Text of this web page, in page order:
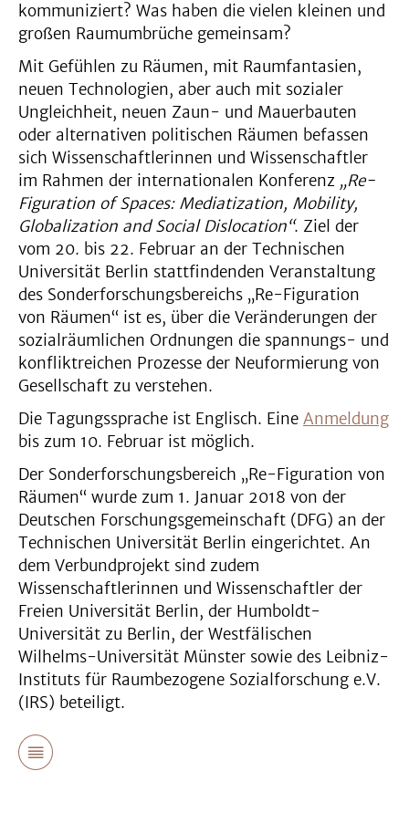
kommuniziert? Was haben die vielen kleinen und
großen Raumumbrüche gemeinsam?
Mit Gefühlen zu Räumen, mit Raumfantasien,
neuen Technologien, aber auch mit sozialer
Ungleichheit, neuen Zaun- und Mauerbauten
oder alternativen politischen Räumen befassen
sich Wissenschaftlerinnen und Wissenschaftler
im Rahmen der internationalen Konferenz „Re-
Figuration of Spaces: Mediatization, Mobility,
Globalization and Social Dislocation“. Ziel der
vom 20. bis 22. Februar an der Technischen
Universität Berlin stattfindenden Veranstaltung
des Sonderforschungsbereichs „Re-Figuration
von Räumen“ ist es, über die Veränderungen der
sozialräumlichen Ordnungen die spannungs- und
konfliktreichen Prozesse der Neuformierung von
Gesellschaft zu verstehen.
Die Tagungssprache ist Englisch. Eine Anmeldung
bis zum 10. Februar ist möglich.
Der Sonderforschungsbereich „Re-Figuration von
Räumen“ wurde zum 1. Januar 2018 von der
Deutschen Forschungsgemeinschaft (DFG) an der
Technischen Universität Berlin eingerichtet. An
dem Verbundprojekt sind zudem
Wissenschaftlerinnen und Wissenschaftler der
Freien Universität Berlin, der Humboldt-
Universität zu Berlin, der Westfälischen
Wilhelms-Universität Münster sowie des Leibniz-
Instituts für Raumbezogene Sozialforschung e.V.
(IRS) beteiligt.